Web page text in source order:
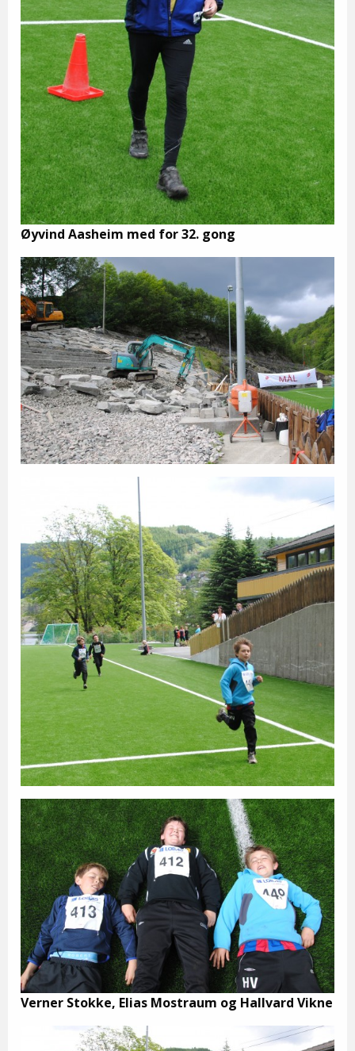
Øyvind Aasheim med for 32. gong
Verner Stokke, Elias Mostraum og Hallvard Vikne